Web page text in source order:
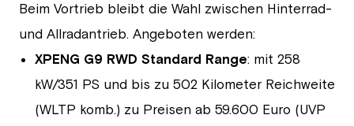
Beim Vortrieb bleibt die Wahl zwischen Hinterrad-
und Allradantrieb. Angeboten werden:
XPENG G9 RWD Standard Range: mit 258
kW/351 PS und bis zu 502 Kilometer Reichweite
(WLTP komb.) zu Preisen ab 59.600 Euro (UVP